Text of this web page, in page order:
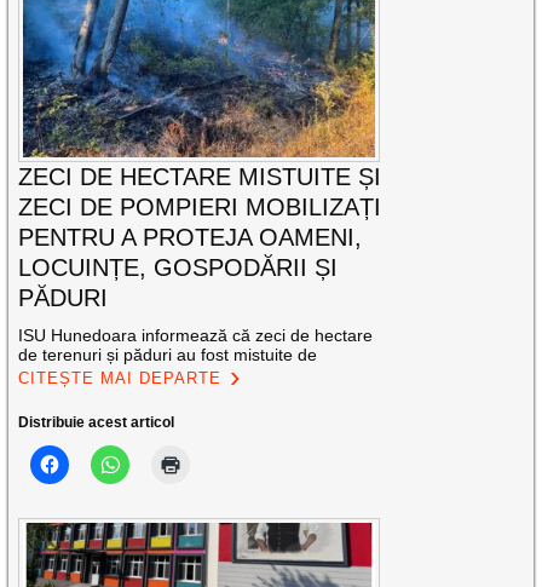
ZECI DE HECTARE MISTUITE ȘI
ZECI DE POMPIERI MOBILIZAȚI
PENTRU A PROTEJA OAMENI,
LOCUINȚE, GOSPODĂRII ȘI
PĂDURI
ISU Hunedoara informează că zeci de hectare
de terenuri și păduri au fost mistuite de
CITEȘTE MAI DEPARTE
Distribuie acest articol